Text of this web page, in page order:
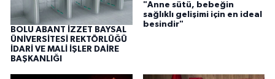
BOLU ABANT İZZET BAYSAL
ÜNİVERSİTESİ REKTÖRLÜĞÜ
İDARİ VE MALİ İŞLER DAİRE
BAŞKANLIĞI
"Anne sütü, bebeğin
sağlıklı gelişimi için en ideal
besindir"